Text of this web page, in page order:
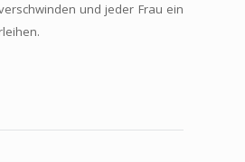
und jeder Frau ein